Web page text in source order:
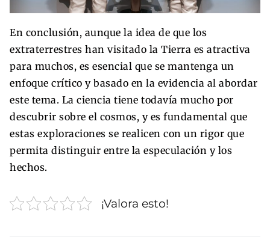
En conclusión, aunque la idea de que los
extraterrestres han visitado la Tierra es atractiva
para muchos, es esencial que se mantenga un
enfoque crítico y basado en la evidencia al abordar
este tema. La ciencia tiene todavía mucho por
descubrir sobre el cosmos, y es fundamental que
estas exploraciones se realicen con un rigor que
permita distinguir entre la especulación y los
hechos.
¡Valora esto!